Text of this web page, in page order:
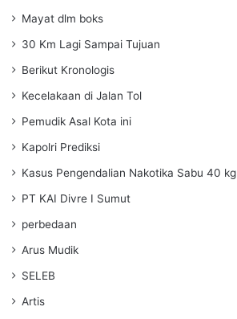
Mayat dlm boks
30 Km Lagi Sampai Tujuan
Berikut Kronologis
Kecelakaan di Jalan Tol
Pemudik Asal Kota ini
Kapolri Prediksi
Kasus Pengendalian Nakotika Sabu 40 kg
PT KAI Divre I Sumut
perbedaan
Arus Mudik
SELEB
Artis